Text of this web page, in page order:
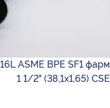
ASME BPE SF1 фарм
1 1/2" (38,1х1,65) CSE